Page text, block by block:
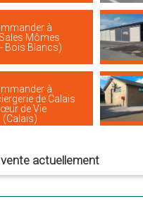
à
Sales Mômes
Bois Blancs)
à
de Calais
de Vie
(Calais)
actuellement